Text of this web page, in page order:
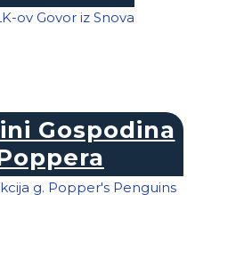
Gospodina